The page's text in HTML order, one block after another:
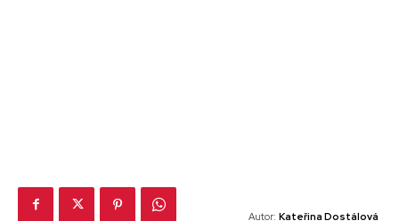
Autor: Kateřina Dostálová